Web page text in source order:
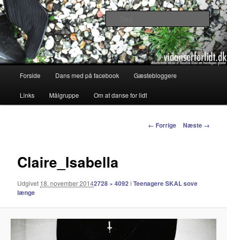
vidanserforlidt.dk
Debatterende tekster med filosofisk tilsnit om hverdagens glæder og
genvordigheder
Søg
Fortsæt
til
Forside Dans med på facebook Gæstebloggere
Links Målgruppe Om at danse for lidt
Billednavigation
← Forrige Næste →
Claire_Isabella
Udgivet 18. november 20142728 × 4092 iTeenagere SKAL sove
længe